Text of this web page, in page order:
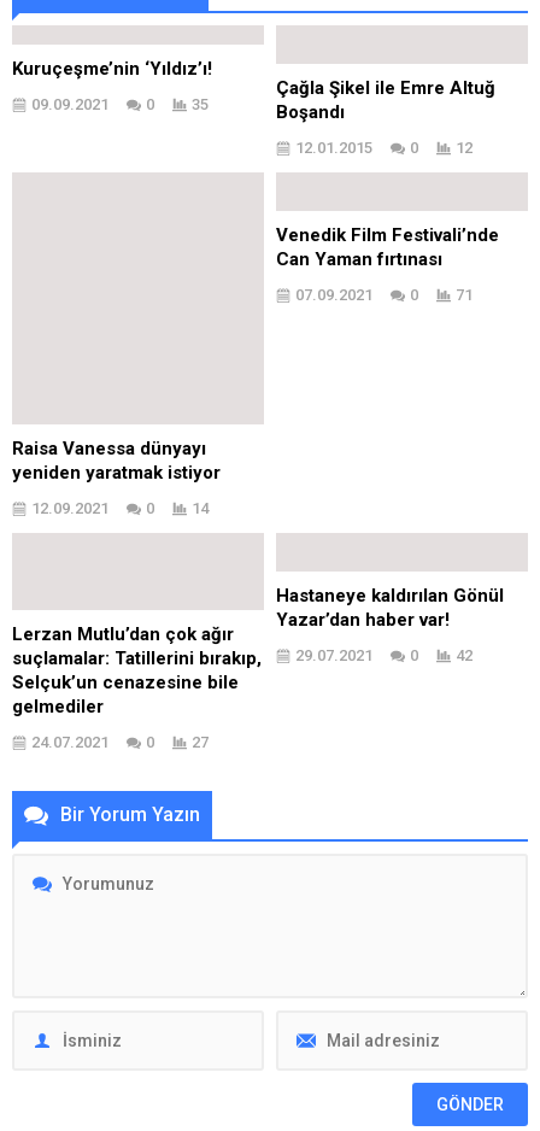
Kuruçeşme’nin ‘Yıldız’ı!
09.09.2021 0 35
Çağla Şikel ile Emre Altuğ
Boşandı
12.01.2015 0 12
Raisa Vanessa dünyayı
yeniden yaratmak istiyor
12.09.2021 0 14
Venedik Film Festivali’nde
Can Yaman fırtınası
07.09.2021 0 71
Lerzan Mutlu’dan çok ağır
suçlamalar: Tatillerini bırakıp,
Selçuk’un cenazesine bile
gelmediler
24.07.2021 0 27
Hastaneye kaldırılan Gönül
Yazar’dan haber var!
29.07.2021 0 42
Bir Yorum Yazın